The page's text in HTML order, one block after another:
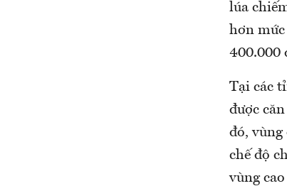
lúa
hơn mức
400.000
Tại các
được
đó, vùng
chế độ
vùng